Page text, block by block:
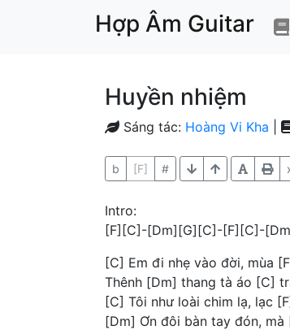
Hợp Âm Guitar
Huyền nhiệm
Sáng tác: Hoàng Vi Kha
b [F] #
Intro:
[F][C]-[Dm][G][C]-[F][C]-
[C] Em đi nhẹ vào đời, mùa
Thênh [Dm] thang tà áo [C]
[C] Tôi như loài chim lạ, lạc
[Dm] Ơn đôi bàn tay đón,